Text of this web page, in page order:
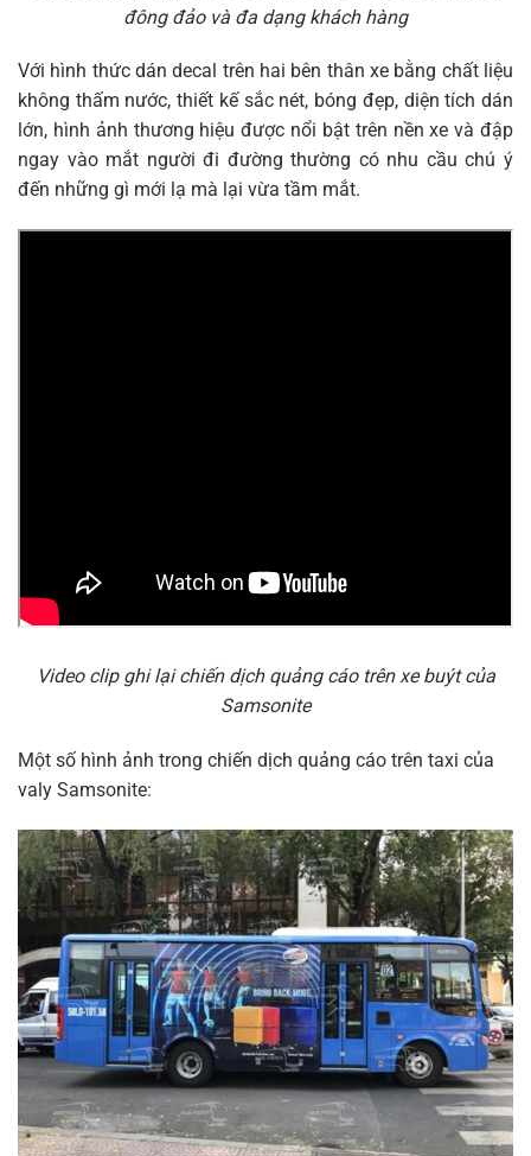
đông đảo và đa dạng khách hàng
Với hình thức dán decal trên hai bên thân xe bằng chất liệu
không thấm nước, thiết kế sắc nét, bóng đẹp, diện tích dán
lớn, hình ảnh thương hiệu được nổi bật trên nền xe và đập
ngay vào mắt người đi đường thường có nhu cầu chú ý
đến những gì mới lạ mà lại vừa tầm mắt.
Video clip ghi lại chiến dịch quảng cáo trên xe buýt của
Samsonite
Một số hình ảnh trong chiến dịch quảng cáo trên taxi của
valy Samsonite: